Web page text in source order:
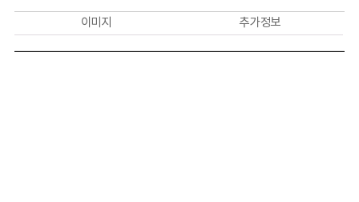
이미지 추가 정보